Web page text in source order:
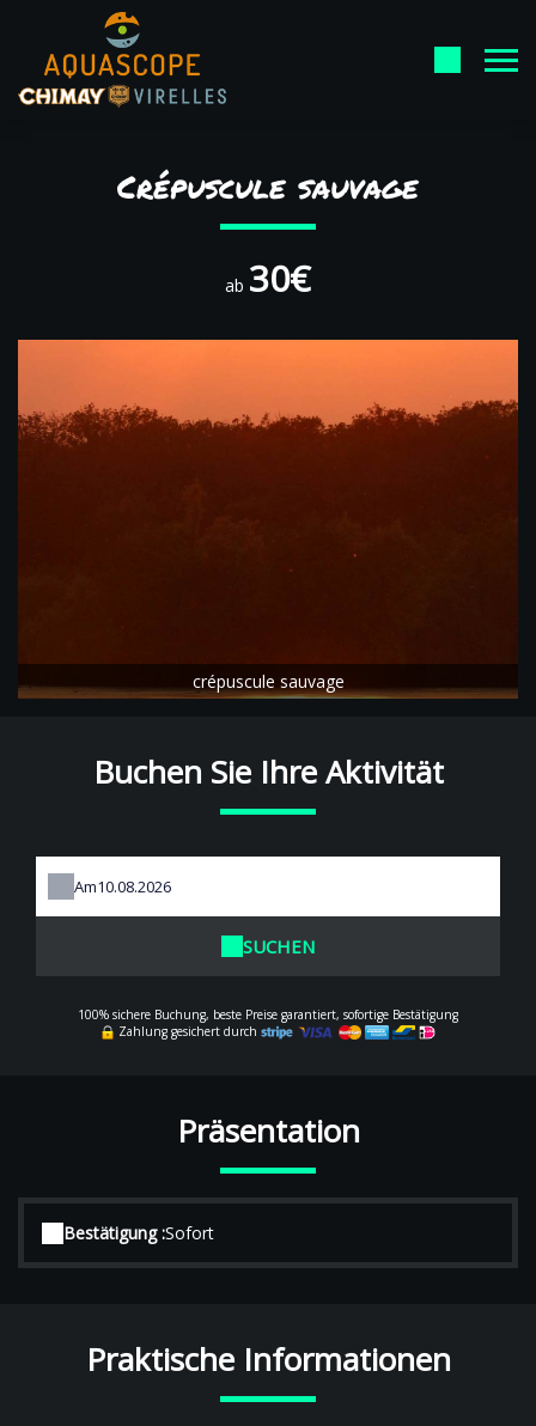
Crépuscule sauvage
ab 30€
crépuscule sauvage
Buchen Sie Ihre Aktivität
Am
SUCHEN
100% sichere Buchung, beste Preise garantiert, sofortige Bestätigung
Zahlung gesichert durch
Präsentation
Bestätigung :Sofort
Praktische Informationen